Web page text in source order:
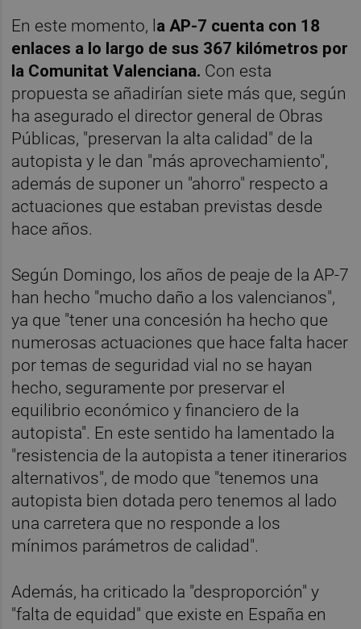
En este momento, l a AP-7 cuenta con 18
enlaces a lo largo de sus 367 kilómetros por
la Comunitat Valenciana. Con esta
propuesta se añadirían siete más que, según
ha asegurado el director general de Obras
Públicas, "preservan la alta calidad" de la
autopista y le dan "más aprovechamiento",
además de suponer un "ahorro" respecto a
actuaciones que estaban previstas desde
hace años.
Según Domingo, los años de peaje de la AP-7
han hecho "mucho daño a los valencianos",
ya que "tener una concesión ha hecho que
numerosas actuaciones que hace falta hacer
por temas de seguridad vial no se hayan
hecho, seguramente por preservar el
equilibrio económico y financiero de la
autopista". En este sentido ha lamentado la
"resistencia de la autopista a tener itinerarios
alternativos", de modo que "tenemos una
autopista bien dotada pero tenemos al lado
una carretera que no responde a los
mínimos parámetros de calidad".
Además, ha criticado la "desproporción" y
"falta de equidad" que existe en España en